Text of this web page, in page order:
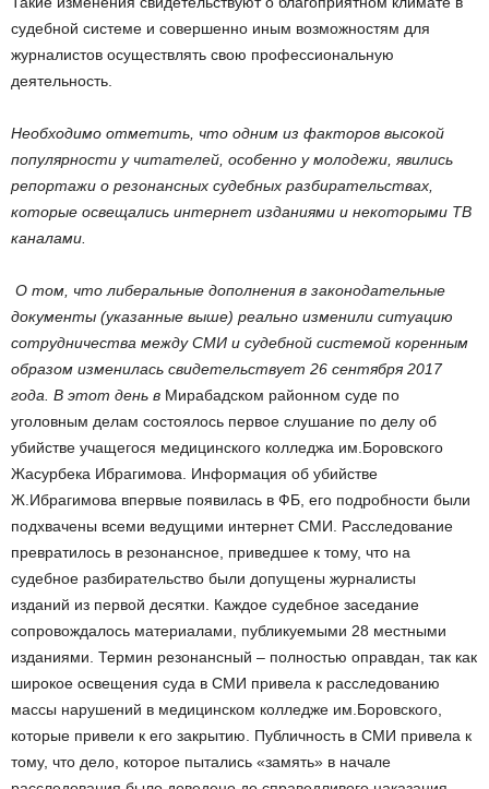
судебной системе и совершенно иным возможностям для
журналистов осуществлять свою профессиональную
деятельность.
Необходимо отметить, что одним из факторов высокой
популярности у читателей, особенно у молодежи, явились
репортажи о резонансных судебных разбирательствах,
которые освещались интернет изданиями и некоторыми ТВ
каналами.
О том, что либеральные дополнения в законодательные
документы (указанные выше) реально изменили ситуацию
сотрудничества между СМИ и судебной системой коренным
образом изменилась свидетельствует 26 сентября 2017
года. В этот день в Мирабадском районном суде по
уголовным делам состоялось первое слушание по делу об
убийстве учащегося медицинского колледжа им.Боровского
Жасурбека Ибрагимова. Информация об убийстве
Ж.Ибрагимова впервые появилась в ФБ, его подробности были
подхвачены всеми ведущими интернет СМИ. Расследование
превратилось в резонансное, приведшее к тому, что на
судебное разбирательство были допущены журналисты
изданий из первой десятки. Каждое судебное заседание
сопровождалось материалами, публикуемыми 28 местными
изданиями. Термин резонансный – полностью оправдан, так как
широкое освещения суда в СМИ привела к расследованию
массы нарушений в медицинском колледже им.Боровского,
которые привели к его закрытию. Публичность в СМИ привела к
тому, что дело, которое пытались «замять» в начале